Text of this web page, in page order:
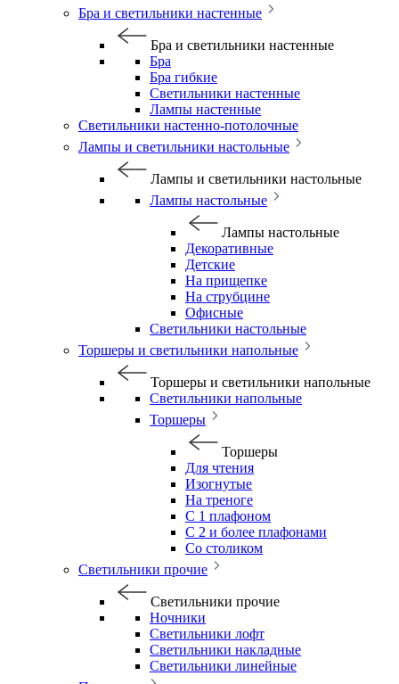
Бра и светильники настенные
Бра и светильники настенные
Бра
Бра гибкие
Светильники настенные
Лампы настенные
Светильники настенно-потолочные
Лампы и светильники настольные
Лампы и светильники настольные
Лампы настольные
Лампы настольные
Декоративные
Детские
На прищепке
На струбцине
Офисные
Светильники настольные
Торшеры и светильники напольные
Торшеры и светильники напольные
Светильники напольные
Торшеры
Торшеры
Для чтения
Изогнутые
На треноге
С 1 плафоном
С 2 и более плафонами
Со столиком
Светильники прочие
Светильники прочие
Ночники
Светильники лофт
Светильники накладные
Светильники линейные